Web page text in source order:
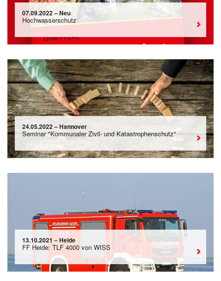
07.09.2022 – Neu
Hochwasserschutz
24.05.2022 – Hannover
Seminar "Kommunaler Zivil- und Katastrophenschutz"
13.10.2021 – Heide
FF Heide: TLF 4000 von WISS